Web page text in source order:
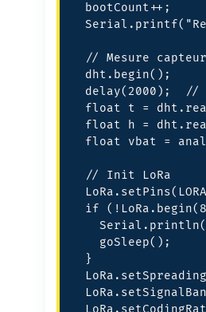
  bootCount++;
  // Mesure capteur
  dht.begin();
delay(2000);  //
float t =
float h =
float vbat =
  // Init LoRa
if
    goSleep();
  }